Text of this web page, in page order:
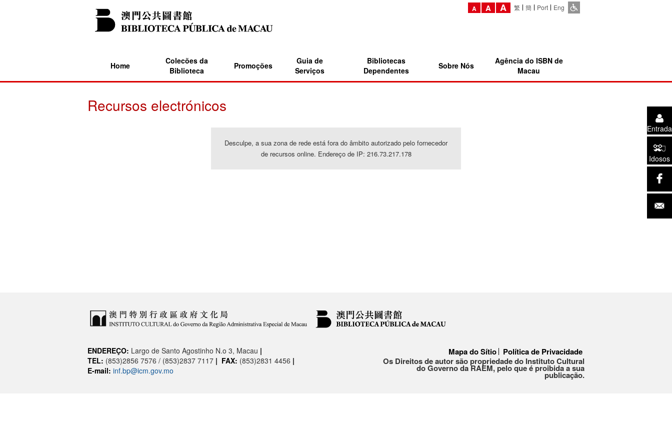
A A A 繁 簡 Port Eng
Home
Colecões da
Biblioteca
Promoções
Guia de
Serviços
Bibliotecas
Dependentes
Sobre Nós
Agência do ISBN de
Macau
Entrada
Idosos
Recursos electrónicos
Desculpe, a sua zona de rede está fora do âmbito autorizado pelo fornecedor
de recursos online. Endereço de IP: 216.73.217.178
ENDEREÇO: Largo de Santo Agostinho N.o 3, Macau |
TEL: (853)2856 7576 / (853)2837 7117 | FAX: (853)2831 4456 |
E-mail: inf.bp@icm.gov.mo
Mapa do Sítio
Política de Privacidade
Os Direitos de autor são propriedade do Instituto Cultural
do Governo da RAEM, pelo que é proibida a sua
publicação.